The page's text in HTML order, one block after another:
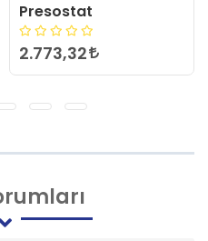
Presostat
3.133,02